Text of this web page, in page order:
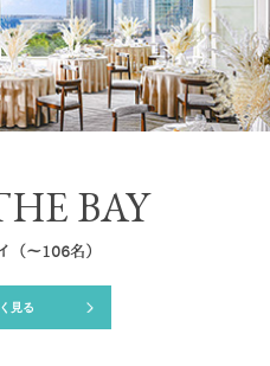
BAY
（〜106名）
見る